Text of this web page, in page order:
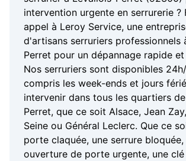
intervention urgente en serrurerie ?
appel à Leroy Service, une
d'artisans serruriers professionnels
Perret pour un dépannage rapide
Nos serruriers sont disponibles
compris les week-ends et jours
intervenir dans tous les quartiers
Perret, que ce soit Alsace, Jean
Seine ou Général Leclerc. Que ce
porte claquée, une serrure bloquée,
ouverture de porte urgente, une clé